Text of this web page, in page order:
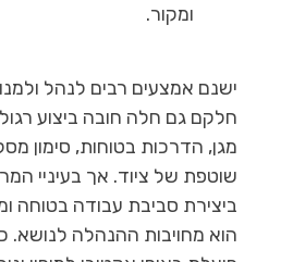
ומקור.
ישנם אמצעים רבים לנהל
חלקם גם חלה חובה ביצוע
מגן, הדרכות בטוחות, סימון
שוטפת של ציוד. אך בעיניי
ביצירת סביבת עבודה בטוחה
הוא מחויבות ההנהלה